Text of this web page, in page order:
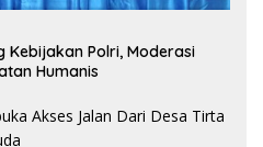
Kebijakan Polri, Moderasi
Humanis